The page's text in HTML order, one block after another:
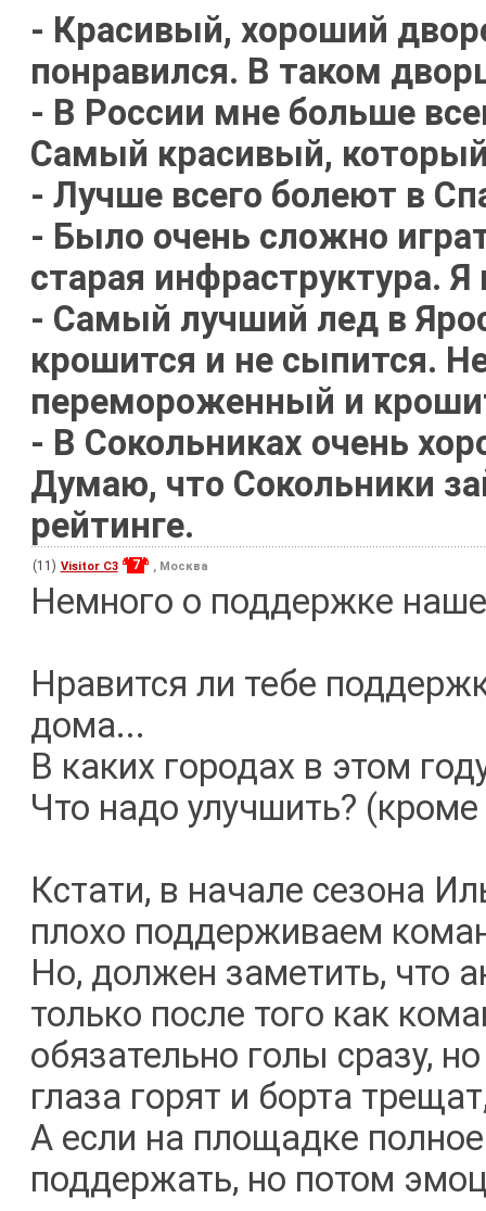
- Красивый, хороший
понравился. В таком
- В России мне больше
Самый красивый,
- Лучше всего болеют в
- Было очень сложно
старая инфраструктура.
- Самый лучший лед в
крошится и не сыпится.
перемороженный и
- В Сокольниках очень
Думаю, что Сокольники
рейтинге.
(11) Visitor C3 7 , Москва
Немного о поддержке
Нравится ли тебе
дома...
В каких городах в этом
Что надо улучшить?
Кстати, в начале сезона
плохо поддерживаем
Но, должен заметить, что
только после того как
обязательно голы сразу,
глаза горят и борта
А если на площадке
поддержать, но потом